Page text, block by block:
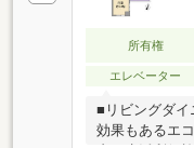
所有権
エレベーター
■リビングダイ
効果もあるエ